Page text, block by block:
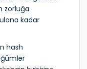
zorluğa
kadar
hash